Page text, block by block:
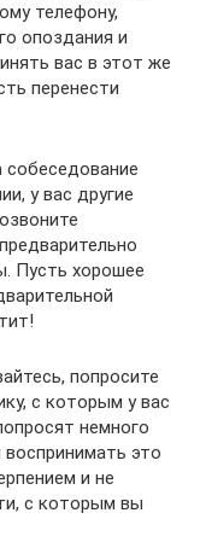
телефону,
опоздания и
вас в этот же
перенести
у вас другие
Пусть хорошее
попросите
с которым у вас
немного
это
и не
с которым вы